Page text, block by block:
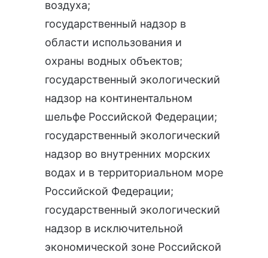
воздуха;
государственный надзор в
области использования и
охраны водных объектов;
государственный экологический
надзор на континентальном
шельфе Российской Федерации;
государственный экологический
надзор во внутренних морских
водах и в территориальном море
Российской Федерации;
государственный экологический
надзор в исключительной
экономической зоне Российской